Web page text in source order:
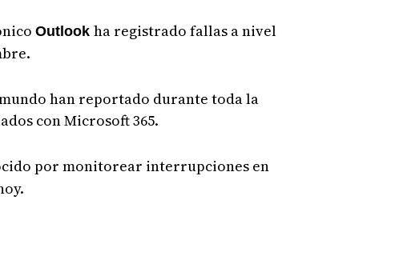
Outlook ha registrado fallas a nivel
han reportado durante toda la
con Microsoft 365.
por monitorear interrupciones en